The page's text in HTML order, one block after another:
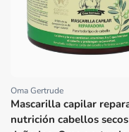
Proveedor:
Oma Gertrude
Mascarilla capilar
nutrición cabellos